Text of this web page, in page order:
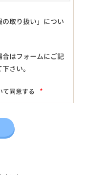
の取り扱い」につい
はフォームにご記
さい。
て同意する *